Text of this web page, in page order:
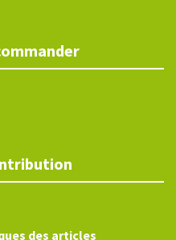
des articles